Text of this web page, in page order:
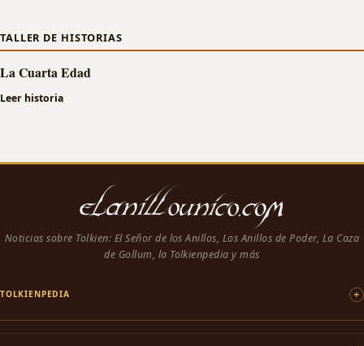
TALLER DE HISTORIAS
La Cuarta Edad
Leer historia
Noticias sobre Tolkien: El Señor de los Anillos, Los Anillos de Poder, La Caza
de Gollum, la Tolkienpedia y más
TOLKIENPEDIA